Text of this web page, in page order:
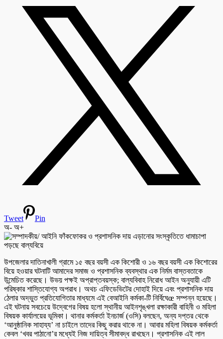
Tweet
Pin
অ- অ+
উপজেলার দাতিনাখালী গ্রামে ১৫ বছর বয়সী এক কিশোরী ও ১৬ বছর বয়সী এক কিশোরের
বিয়ে হওয়ার ঘটনাটি আমাদের সমাজ ও প্রশাসনিক ব্যবস্থার এক নির্মম বাস্তবতাকে
উন্মেচিত করেছে। উভয় পক্ষই অপ্রাপ্তবয়স্ক; বাল্যবিবাহ নিরোধ আইন অনুযায়ী এটি
পরিষ্কার শাস্তিযোগ্য অপরাধ। অথচ এফিডেভিটের দোহাই দিয়ে এবং প্রশাসনিক দায়
ঠেলার অদ্ভুত প্রতিযোগিতার মাধ্যমে এই বেআইনি কর্মকা-টি নির্বিঘেœ সম্পন্ন হয়েছে।
এই ঘটনায় সবচেয়ে উদ্বেগের বিষয় হলো স্থানীয় আইনশৃঙ্খলা রক্ষাকারী বাহিনী ও মহিলা
বিষয়ক কার্যালয়ের ভূমিকা। থানার কর্মকর্তা ইনচার্জ (ওসি) বলছেন, অন্য দপ্তর থেকে
‘আনুষ্ঠানিক সাহায্য’ না চাইলে তাদের কিছু করার থাকে না। আবার মহিলা বিষয়ক কর্মকর্তা
কেবল ‘খবর পাঠানো’র মধ্যেই নিজ দায়িত্ব সীমাবদ্ধ রাখছেন। প্রশাসনিক এই লাল